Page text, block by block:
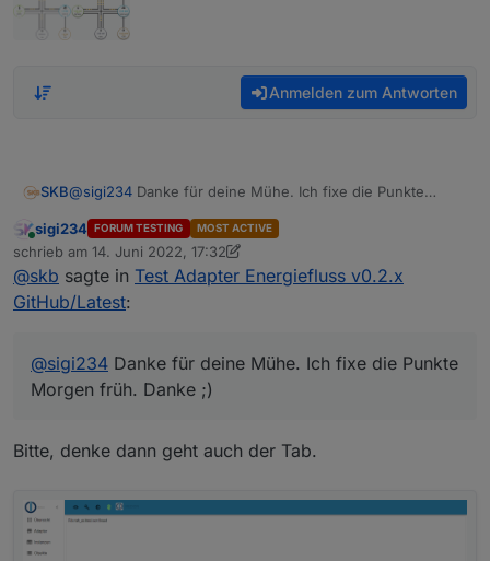
Anmelden zum Antworten
SKB@sigi234 Danke für deine Mühe. Ich fixe die Punkte
Online
sigi234 FORUM TESTING MOST ACTIVE
schrieb am 14. Juni 2022, 17:32
zuletzt editiert von sigi234
@skb sagte in Test Adapter Energiefluss v0.2.x
GitHub/Latest:
@sigi234 Danke für deine Mühe. Ich fixe die Punkte
Morgen früh. Danke ;)
Bitte, denke dann geht auch der Tab.